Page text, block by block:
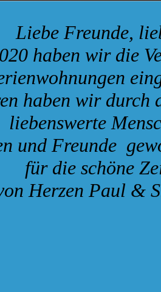
Liebe Freunde,
haben wir die
haben wir durch
liebenswerte
und Freunde
für die schöne
Herzen Paul &